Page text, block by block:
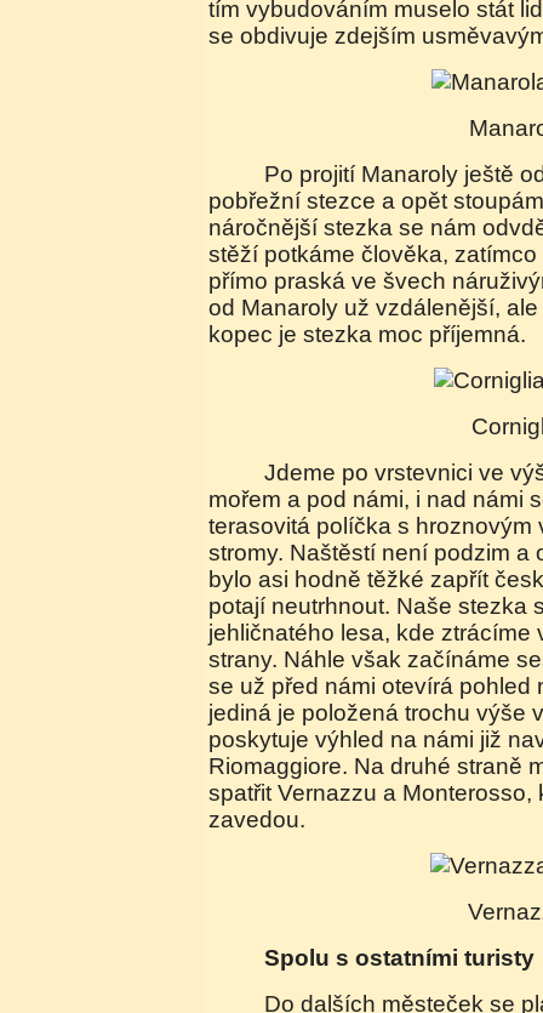
tím vybudováním muselo stát
se obdivuje zdejším
Po projití Manaroly ještě odoláváme pohodlnější
pobřežní stezce a opět
náročnější stezka se nám
stěží potkáme člověka,
přímo praská ve švech
od Manaroly už vzdálenější,
kopec je stezka moc příjemná.
Jdeme po vrstevnici ve výšce asi 200 metrů nad
mořem a pod námi, i nad námi
terasovitá políčka s hroznovým
stromy. Naštěstí není podzim a
bylo asi hodně těžké zapřít
potají neutrhnout. Naše stezka
jehličnatého lesa, kde ztrácíme
strany. Náhle však začínáme
se už před námi otevírá pohled
jediná je položená trochu výše
poskytuje výhled na námi již
Riomaggiore. Na druhé straně
spatřit Vernazzu a Monterosso,
zavedou.
Spolu s ostatními turisty
Do dalších městeček se plánujeme dostat více